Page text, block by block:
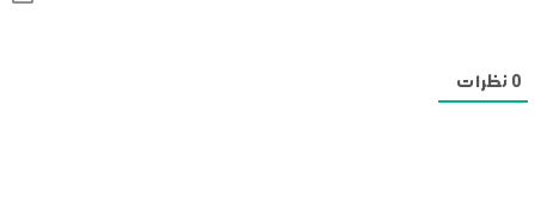
0 نظرات